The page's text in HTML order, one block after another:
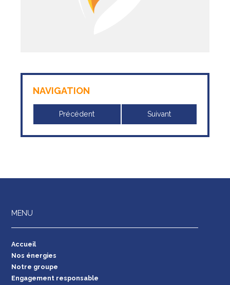
NAVIGATION
Précédent Suivant
MENU
Accueil
Nos énergies
Notre groupe
Engagement responsable